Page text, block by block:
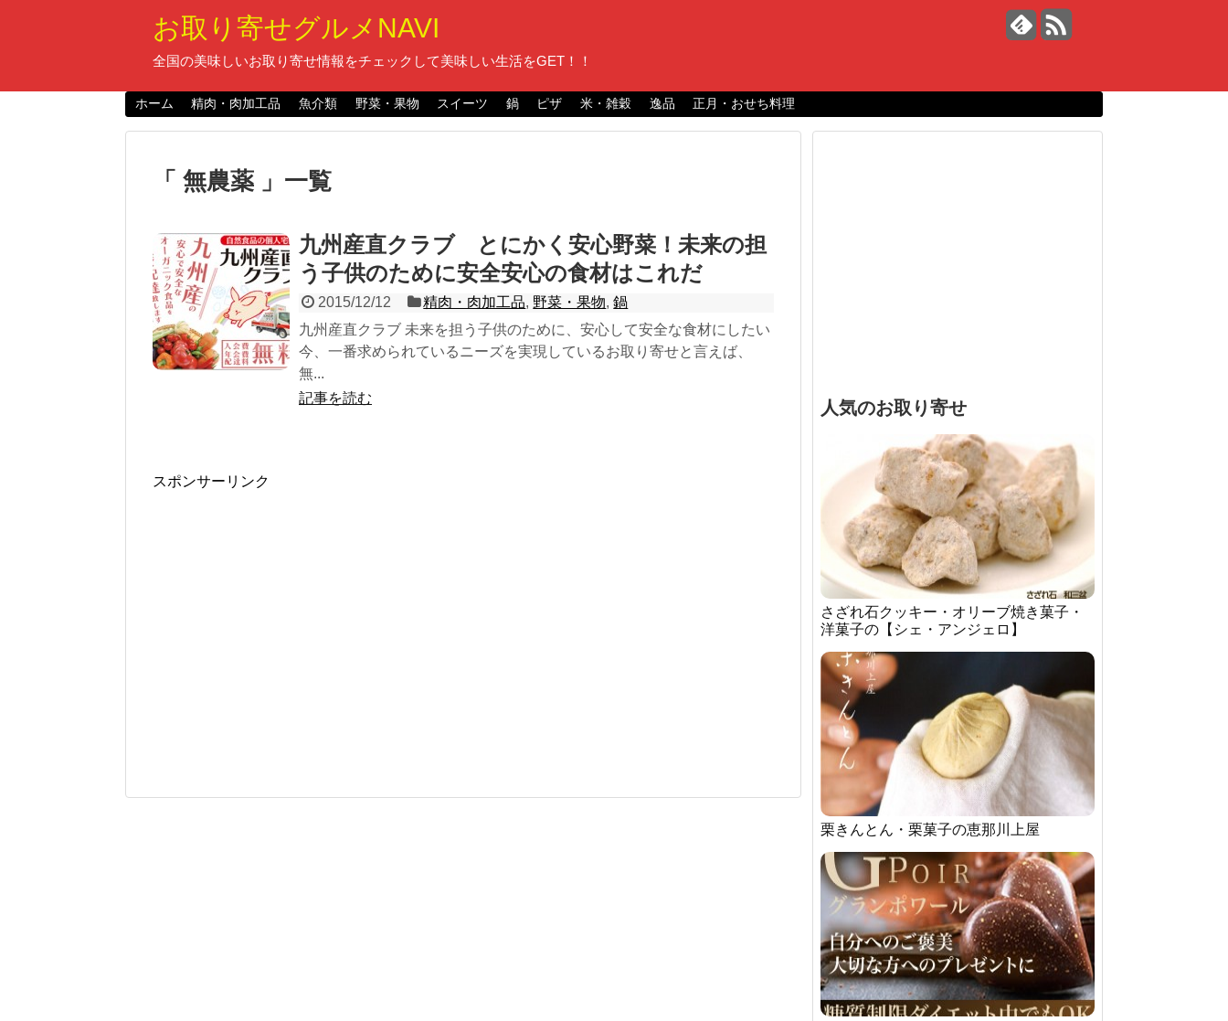
お取り寄せグルメNAVI
全国の美味しいお取り寄せ情報をチェックして美味しい生活をGET！！
ホーム 精肉・肉加工品 魚介類 野菜・果物 スイーツ 鍋 ピザ 米・雑穀 逸品 正月・おせち料理
「 無農薬 」一覧
九州産直クラブ とにかく安心野菜！未来の担
う子供のために安全安心の食材はこれだ
2015/12/12 精肉・肉加工品, 野菜・果物,鍋
九州産直クラブ 未来を担う子供のために、安心して安全な食材にしたい
今、一番求められているニーズを実現しているお取り寄せと言えば、
無...
記事を読む
スポンサーリンク
人気のお取り寄せ
さざれ石クッキー・オリーブ焼き菓子・
洋菓子の【シェ・アンジェロ】
栗きんとん・栗菓子の恵那川上屋